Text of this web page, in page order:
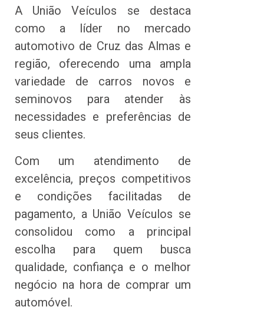
A União Veículos se destaca
como a líder no mercado
automotivo de Cruz das Almas e
região, oferecendo uma ampla
variedade de carros novos e
seminovos para atender às
necessidades e preferências de
seus clientes.
Com um atendimento de
excelência, preços competitivos
e condições facilitadas de
pagamento, a União Veículos se
consolidou como a principal
escolha para quem busca
qualidade, confiança e o melhor
negócio na hora de comprar um
automóvel.